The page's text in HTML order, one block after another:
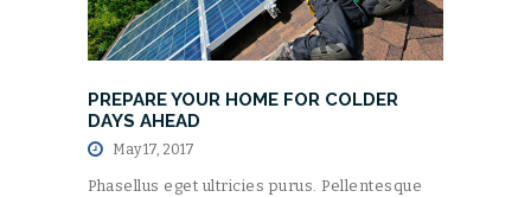
PREPARE YOUR HOME FOR COLDER
DAYS AHEAD
May 17, 2017
Phasellus eget ultricies purus. Pellentesque